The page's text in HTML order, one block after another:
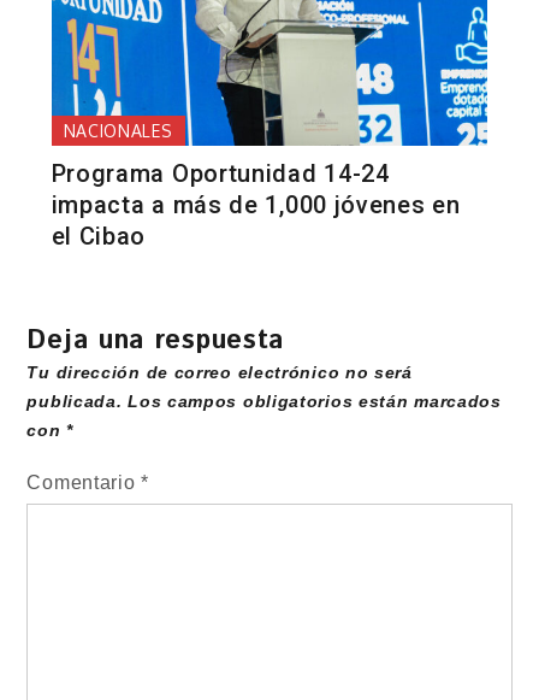
NACIONALES
Programa Oportunidad 14-24
impacta a más de 1,000 jóvenes en
el Cibao
Deja una respuesta
Tu dirección de correo electrónico no será
publicada. Los campos obligatorios están marcados
con*
Comentario*